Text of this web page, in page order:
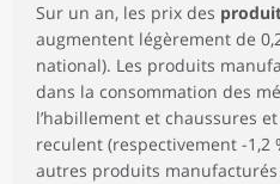
Sur un an, les prix des
augmentent légèrement de
national). Les produits
dans la consommation des
l’habillement et chaussures
reculent (respectivement -1,2
autres produits